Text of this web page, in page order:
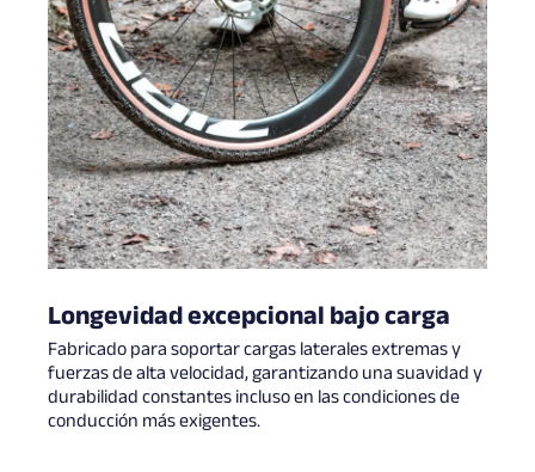
Longevidad excepcional bajo carga
Fabricado para soportar cargas laterales extremas y
fuerzas de alta velocidad, garantizando una suavidad y
durabilidad constantes incluso en las condiciones de
conducción más exigentes.